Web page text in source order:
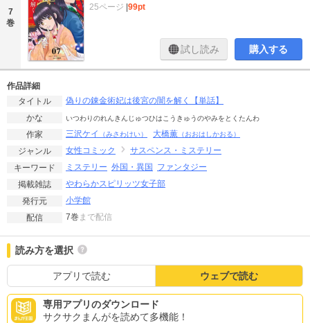
7
巻
25ページ 99pt
試し読み 購入する
作品詳細
タイトル
偽りの錬金術妃は後宮の闇を解く【単話】
かな
いつわりのれんきんじゅつひはこうきゅうのやみをとくたんわ
作家 三沢ケイ （みさわけい） 大橋薫 （おおはしかおる）
ジャンル 女性コミック
サスペンス・ミステリー
キーワード
ミステリー 外国・異国
ファンタジー
掲載雑誌
やわらかスピリッツ女子部
発行元
小学館
配信
7巻 まで配信
読み方を選択
アプリで読む ウェブで読む
専用アプリのダウンロード
サクサクまんがを読めて多機能！